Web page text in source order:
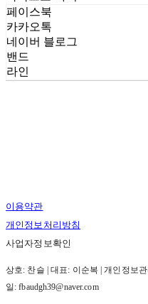
페이스북
카카오톡
네이버 블로그
밴드
라인
이용약관
개인정보처리방침
사업자정보확인
상호: 찬슬 | 대표: 이순복 | 개인정보
일: fbaudgh39@naver.com